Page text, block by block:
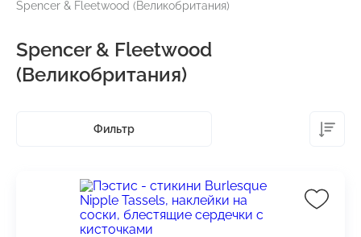
Spencer & Fleetwood (Великобритания)
Spencer & Fleetwood
(Великобритания)
Фильтр